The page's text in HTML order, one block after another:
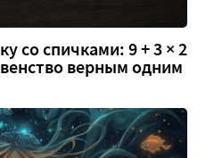
со спичками: 9 + 3 × 2
верным одним